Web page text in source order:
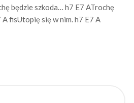
będzie szkoda… h7 E7 ATrochę
fisUtopię się w nim. h7 E7 A